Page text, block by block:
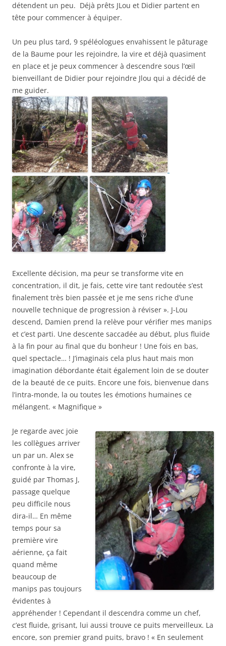
détendent un peu. Déjà prêts JLou et Didier partent en
tête pour commencer à équiper.
Un peu plus tard, 9 spéléologues envahissent le pâturage
de la Baume pour les rejoindre, la vire et déjà quasiment
en place et je peux commencer à descendre sous l’œil
bienveillant de Didier pour rejoindre Jlou qui a décidé de
me guider.
Excellente décision, ma peur se transforme vite en
concentration, il dit, je fais, cette vire tant redoutée s’est
finalement très bien passée et je me sens riche d’une
nouvelle technique de progression à réviser ». J-Lou
descend, Damien prend la relève pour vérifier mes manips
et c’est parti. Une descente saccadée au début, plus fluide
à la fin pour au final que du bonheur ! Une fois en bas,
quel spectacle… ! J’imaginais cela plus haut mais mon
imagination débordante était également loin de se douter
de la beauté de ce puits. Encore une fois, bienvenue dans
l’intra-monde, la ou toutes les émotions humaines ce
mélangent. « Magnifique »
Je regarde avec joie
les collègues arriver
un par un. Alex se
confronte à la vire,
guidé par Thomas J,
passage quelque
peu difficile nous
dira-il… En même
temps pour sa
première vire
aérienne, ça fait
quand même
beaucoup de
manips pas toujours
évidentes à
appréhender ! Cependant il descendra comme un chef,
c’est fluide, grisant, lui aussi trouve ce puits merveilleux. La
encore, son premier grand puits, bravo ! « En seulement